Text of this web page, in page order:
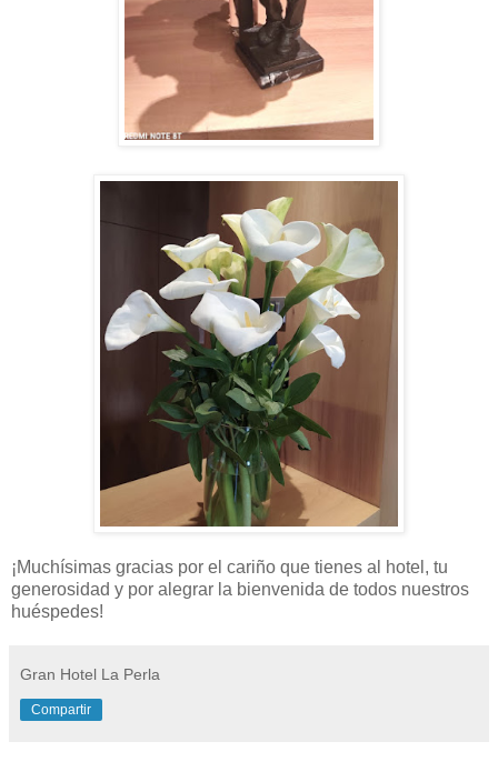
¡Muchísimas gracias por el cariño que tienes al hotel, tu
generosidad y por alegrar la bienvenida de todos nuestros
huéspedes!
Gran Hotel La Perla
Compartir